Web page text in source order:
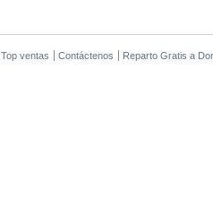
Top ventas Contáctenos
Reparto Gratis a